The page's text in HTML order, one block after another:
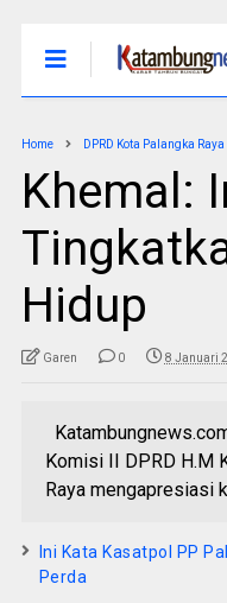
Home DPRD Kota Palangka Raya
Khemal:
Hidup
Garen 0 8 Januari
Komisi II DPRD H.M
Raya mengapresiasi
Ini Kata Kasatpol PP
Perda